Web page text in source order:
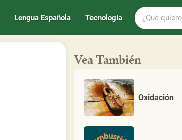
Lengua Española Tecnología
¿Qué
quieres
saber
Vea También
Oxidación